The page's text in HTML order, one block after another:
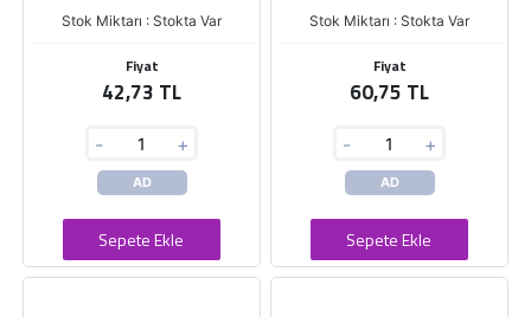
Stok Miktarı : Stokta Var
Fiyat
42,73 TL
- +
AD
Sepete Ekle
Stok Miktarı : Stokta Var
Fiyat
60,75 TL
- +
AD
Sepete Ekle